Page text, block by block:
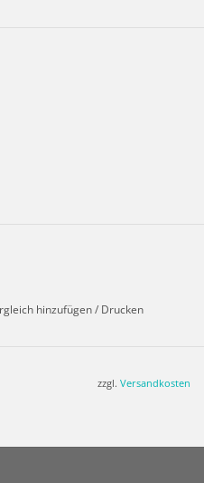
mit
BALL-Prospekt
hinzufügen/ Drucken
zzgl. Versandkosten